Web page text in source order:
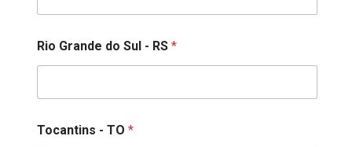
Rio Grande do Sul - RS *
Tocantins - TO *